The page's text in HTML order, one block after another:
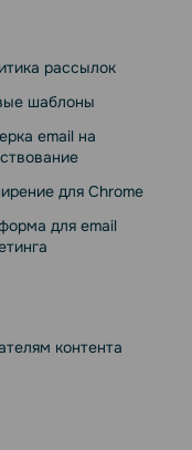
рассылок
шаблоны
email на
для Chrome
для email
контента